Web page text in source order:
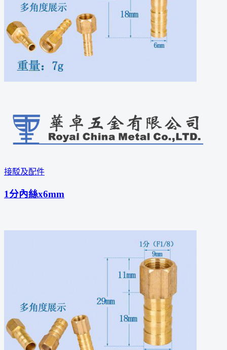
接駁及配件
1分內絲x6mm